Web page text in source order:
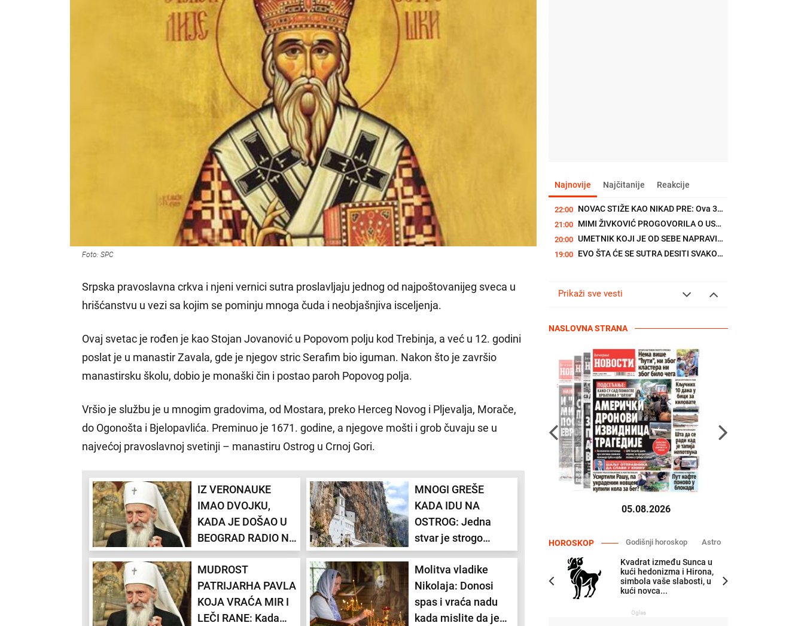
Foto: SPC
Srpska pravoslavna crkva i njeni vernici sutra proslavljaju jednog od najpoštovanijeg sveca u
hrišćanstvu u vezi sa kojim se pominju mnoga čuda i neobjašnjiva isceljenja.
Ovaj svetac je rođen je kao Stojan Jovanović u Popovom polju kod Trebinja, a već u 12. godini
poslat je u manastir Zavala, gde je njegov stric Serafim bio iguman. Nakon što je završio
manastirsku školu, dobio je monaški čin i postao paroh Popovog polja.
Vršio je službu je u mnogim gradovima, od Mostara, preko Herceg Novog i Pljevalja, Morače,
do Ogonošta i Bjelopavlića. Preminuo je 1671. godine, a njegove mošti i grob čuvaju se u
najvećoj pravoslavnoj svetinji – manastiru Ostrog u Crnoj Gori.
IZ VERONAUKE
IMAO DVOJKU,
KADA JE DOŠAO U
BEOGRAD RADIO NA
GRAĐEVINI:
Zanimljivosti iz
života patrijarha
Pavla koje mnogi ne
znaju
MNOGI GREŠE
KADA IDU NA
OSTROG: Jedna
stvar je strogo
zabranjena, a evo
šta treba da
ponesete
MUDROST
PATRIJARHA PAVLA
KOJA VRAĆA MIR I
LEČI RANE: Kada
Molitva vladike
Nikolaja: Donosi
spas i vraća nadu
kada mislite da je
Najnovije Najčitanije Reakcije
22:00 NOVAC STIŽE KAO NIKAD PRE: Ova 3 znaka od 15. avgusta konačno pune...
21:00 MIMI ŽIVKOVIĆ PROGOVORILA O USPEHU GRUPE "MODELS": "Mene su voleli...
20:00 UMETNIK KOJI JE OD SEBE NAPRAVIO BREND: Razumeo je moć mode pre...
19:00 EVO ŠTA ĆE SE SUTRA DESITI SVAKOM HOROSKOPSKOM ZNAKU: 8. avgust se...
Prikaži sve vesti
NASLOVNA STRANA
05.08.2026
HOROSKOP Godišnji horoskop Astro
zdravlja i Hirona u kući
komunikacija donosi
sukobe sa...
Kvadrat između Sunca u
kući hedonizma i Hirona,
simbola vaše slabosti, u
kući novca...
Oglas